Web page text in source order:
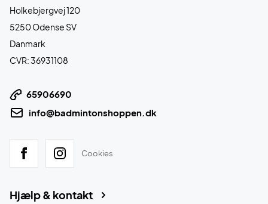
Holkebjergvej 120
5250 Odense SV
Danmark
CVR: 36931108
65906690
info@badmintonshoppen.dk
Cookies
Hjælp & kontakt